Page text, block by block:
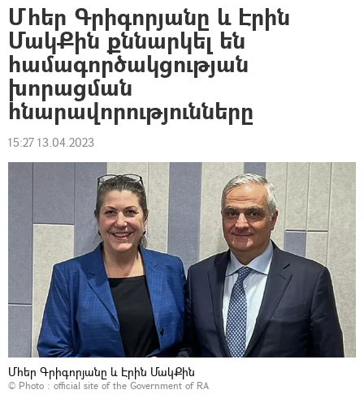
Մհեր Գրիգորյանը և Էրին
ՄակՔին քննարկել են
համագործակցության
խորացման
հնարավորությունները
15:27 13.04.2023
Մհեր Գրիգորյանը և Էրին ՄակՔին
© Photo : official site of the Government of RA